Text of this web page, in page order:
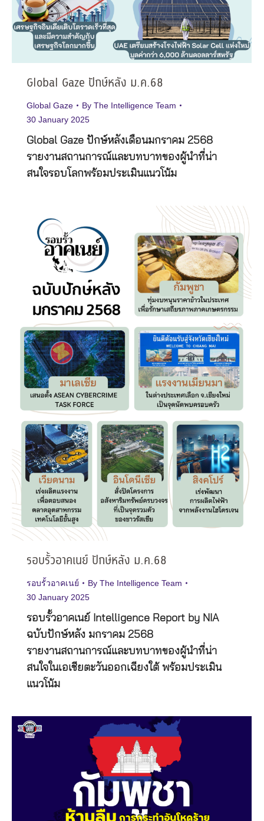
Global Gaze ปักษ์หลัง ม.ค.68
Global Gaze By The Intelligence Team
30 January 2025
Global Gaze ปักษ์หลังเดือนมกราคม 2568
รายงานสถานการณ์และบทบาทของผู้นำที่น่า
สนใจรอบโลกพร้อมประเมินแนวโน้ม
รอบรั้วอาคเนย์ ปักษ์หลัง ม.ค.68
รอบรั้วอาคเนย์ By The Intelligence Team
30 January 2025
รอบรั้วอาคเนย์ Intelligence Report by NIA
ฉบับปักษ์หลัง มกราคม 2568
รายงานสถานการณ์และบทบาทของผู้นำที่น่า
สนใจในเอเชียตะวันออกเฉียงใต้ พร้อมประเมิน
แนวโน้ม